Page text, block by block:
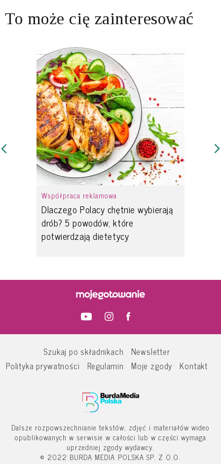
To może cię zainteresować
Współpraca reklamowa
Dlaczego Polacy chętnie wybierają
drób? 5 powodów, które
potwierdzają dietetycy
Szukaj po składnikach
Newsletter
Polityka prywatności
Regulamin Moje zgody Kontakt
Dalsze rozpowszechnianie tekstów, zdjęć i materiałów wideo
opublikowanych w serwisie w całości lub w części wymaga
uprzedniej zgody wydawcy.
© 2022 BURDA MEDIA POLSKA SP. Z O.O.